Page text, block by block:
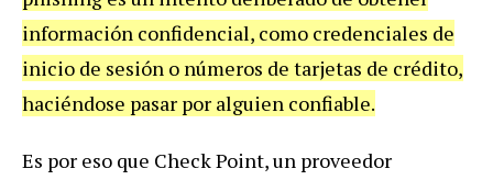
información confidencial, como credenciales de
inicio de sesión o números de tarjetas de crédito,
haciéndose pasar por alguien confiable.
Es por eso que Check Point, un proveedor